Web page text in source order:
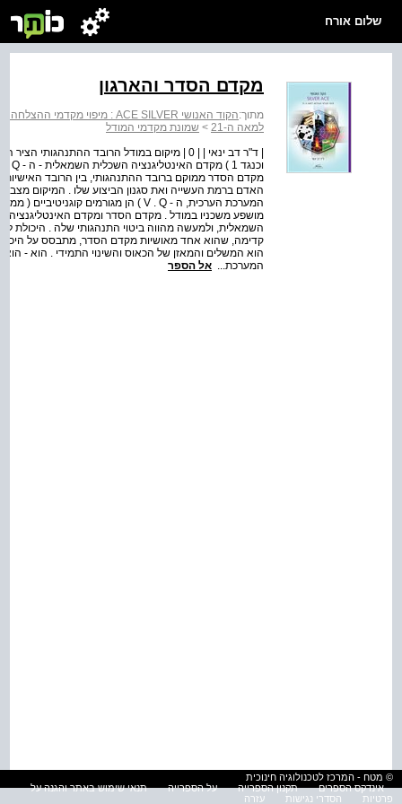
שלום אורח
מקדם הסדר והארגון
מתוך:הקוד האנושי ACE SILVER : מיפוי מקדמי ההצלחה למאה ה-21
למאה ה-21
> שמונת מקדמי המודל
מקדם הסדר ממוקם ברובד ההתנהגותי, בין הרובד האישיותי
האדם ברמת העשייה ואת סגנון הביצוע שלו . המיקום
השמאלית, ולמעשה מהווה ביטוי התנהגותי שלה . היכולת
קדימה, שהוא אחד מאושיות מקדם הסדר, מתבסס על
הוא המשלים והמאזן של הכאוס והשינוי התמידי . הוא -
המערכת... אל הספר
© מטח - המרכז לטכנולוגיה חינוכית
אינדקס הספרים
תקנון הספרייה על הספרייה
תנאי שימוש באתר והגנה על
פרטיות
הסדרי נגישות עזרה